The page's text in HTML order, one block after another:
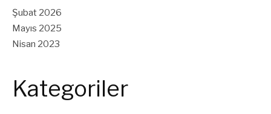
Şubat 2026
Mayıs 2025
Nisan 2023
Kategoriler